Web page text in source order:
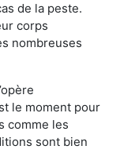
de la peste.
corps
nombreuses
le moment pour
comme les
sont bien